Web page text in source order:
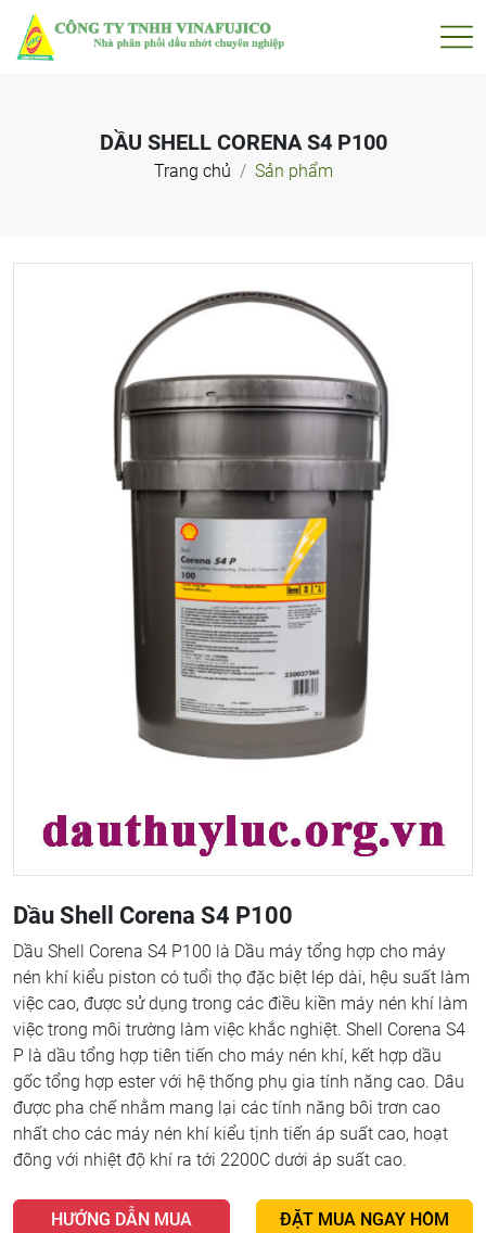
DẦU SHELL CORENA S4 P100
Trang chủ Sản phẩm
Dầu Shell Corena S4 P100
Dầu Shell Corena S4 P100 là Dầu máy tổng hợp cho máy
nén khí kiểu piston có tuổi thọ đặc biệt lép dài, hệu suất làm
việc cao, được sử dụng trong các điều kiền máy nén khí làm
việc trong môi trường làm việc khắc nghiệt. Shell Corena S4
P là dầu tổng hợp tiên tiến cho máy nén khí, kết hợp dầu
gốc tổng hợp ester với hệ thống phụ gia tính năng cao. Dâu
được pha chế nhằm mang lại các tính năng bôi trơn cao
nhất cho các máy nén khí kiểu tịnh tiến áp suất cao, hoạt
đông với nhiệt độ khí ra tới 2200C dưới áp suất cao.
HƯỚNG DẪN MUA
ĐẶT MUA NGAY HÔM